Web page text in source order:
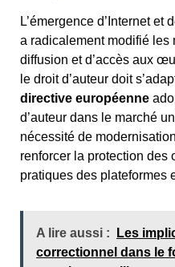
L’émergence d’Internet
a radicalement modifié les
diffusion et d’accès aux
le droit d’auteur doit
directive européenne
d’auteur dans le marché
nécessité de
renforcer la protection
pratiques des plateformes
A lire aussi :
Les
correctionnel dans le